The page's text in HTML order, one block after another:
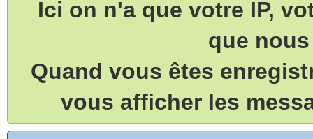
Ici on n'a que votre IP,
que
Quand vous êtes
vous afficher les